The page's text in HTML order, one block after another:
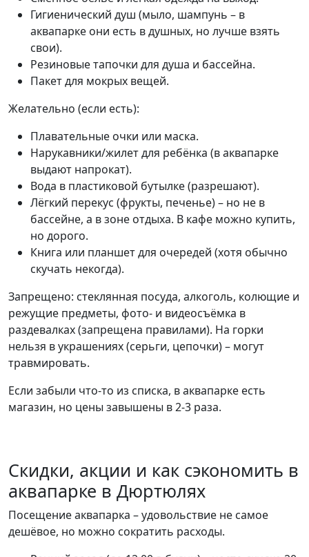
Гигиенический душ (мыло, шампунь – в
аквапарке они есть в душных, но лучше взять
свои).
Резиновые тапочки для душа и бассейна.
Пакет для мокрых вещей.
Желательно (если есть):
Плавательные очки или маска.
Нарукавники/жилет для ребёнка (в аквапарке
выдают напрокат).
Вода в пластиковой бутылке (разрешают).
Лёгкий перекус (фрукты, печенье) – но не в
бассейне, а в зоне отдыха. В кафе можно купить,
но дорого.
Книга или планшет для очередей (хотя обычно
скучать некогда).
Запрещено: стеклянная посуда, алкоголь, колющие и
режущие предметы, фото- и видеосъёмка в
раздевалках (запрещена правилами). На горки
нельзя в украшениях (серьги, цепочки) – могут
травмировать.
Если забыли что-то из списка, в аквапарке есть
магазин, но цены завышены в 2-3 раза.
Скидки, акции и как сэкономить в
аквапарке в Дюртюлях
Посещение аквапарка – удовольствие не самое
дешёвое, но можно сократить расходы.